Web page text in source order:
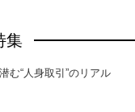
集
む“人身取引”のリアル